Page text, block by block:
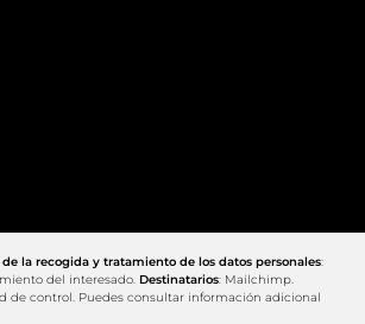
la recogida y tratamiento de los datos personales:
del interesado. Destinatarios: Mailchimp.
de control. Puedes consultar información adicional